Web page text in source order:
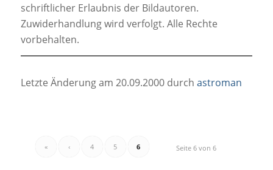
schriftlicher Erlaubnis der Bildautoren.
Zuwiderhandlung wird verfolgt. Alle Rechte
vorbehalten.
Letzte Änderung am 20.09.2000 durch astroman
Seite 6 von 6
« ‹ 4 5 6